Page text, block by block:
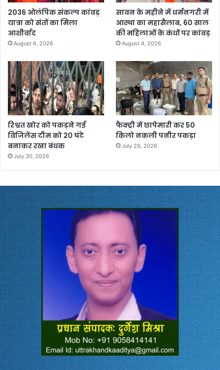
2036 ओलंपिक संकल्प कांवड़
यात्रा को संतों का मिला
आशीर्वाद
August 6, 2026
सावन के महीने में धर्मनगरी में
आस्था का महासैलाब, 60 साल
की महिलाओं के कंधों पर कांवड़
August 4, 2026
रिश्वत खोर को पकड़ने गई
विजिलेंस टीम को 20 घंटे
बनाकर रखा बंधक
July 30, 2026
फैक्ट्री में छापेमारी कर 50
किलो नकली पनीर पकड़ा
July 29, 2026